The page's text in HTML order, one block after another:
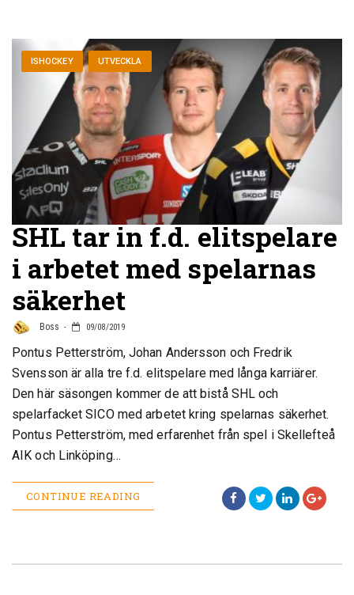
ISHOCKEY UTVECKLA
SHL tar in f.d. elitspelare
i arbetet med spelarnas
säkerhet
Boss 09/08/2019
Pontus Petterström, Johan Andersson och Fredrik
Svensson är alla tre f.d. elitspelare med långa karriärer.
Den här säsongen kommer de att bistå SHL och
spelarfacket SICO med arbetet kring spelarnas säkerhet.
Pontus Petterström, med erfarenhet från spel i Skellefteå
AIK och Linköping…
CONTINUE READING